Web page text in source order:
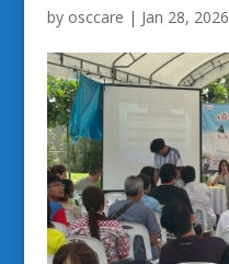
by osccare | Jan 28, 2026